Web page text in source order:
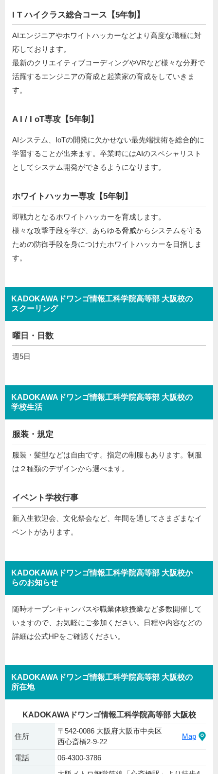
I T ハイクラス総合コース【5年制】
AIエンジニアやホワイトハッカーなどより高度な職種に対
応しております。
最新のクリエイティブコーディングやVRなど様々な分野で
活躍するエンジニアの育成と起業家の育成をしていきま
す。
A I / I oT専攻【5年制】
AIシステム、IoTの開発に欠かせない最先端技術を総合的に
学習することが出来ます。卒業時にはAIのスペシャリスト
としてシステム開発ができるようになります。
ホワイトハッカー専攻【5年制】
即戦力となるホワイトハッカーを育成します。
様々な攻撃手段を学び、あらゆる脅威からシステムを守る
ための防御手段を身につけたホワイトハッカーを目指しま
す。
KADOKAWAドワンゴ情報工科学院高等部 大阪校の
スクーリング
曜日・日数
週5日
KADOKAWAドワンゴ情報工科学院高等部 大阪校の
学校生活
服装・規定
服装・髪型などは自由です。指定の制服もあります。制服
は２種類のデザインから選べます。
イベント学校行事
新入生歓迎会、文化祭会など、年間を通してさまざまなイ
ベントがあります。
KADOKAWAドワンゴ情報工科学院高等部 大阪校か
らのお知らせ
随時オープンキャンパスや職業体験授業など多数開催して
いますので、お気軽にご参加ください。日程や内容などの
詳細は公式HPをご確認ください。
KADOKAWAドワンゴ情報工科学院高等部 大阪校の
所在地
KADOKAWAドワンゴ情報工科学院高等部 大阪校
住所
〒542-0086 大阪府大阪市中央区
西心斎橋2-9-22
Map
電話
06-4300-3786